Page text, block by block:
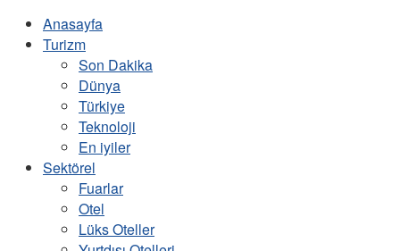
Anasayfa
Turizm
Son Dakika
Dünya
Türkiye
Teknoloji
En iyiler
Sektörel
Fuarlar
Otel
Lüks Oteller